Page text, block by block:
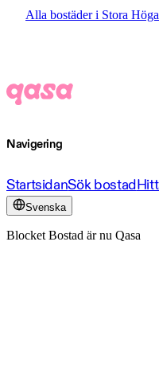
Alla bostäder i Stora Höga
Navigering
StartsidanSök bostad
Svenska
Blocket Bostad är nu Qasa